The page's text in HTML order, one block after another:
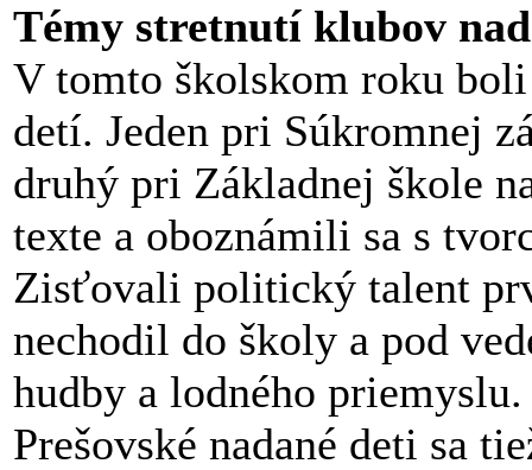
Témy stretnutí klubov
V tomto školskom roku
detí. Jeden pri Súkromnej
druhý pri Základnej škole
texte a oboznámili sa s
Zisťovali politický talent
nechodil do školy a pod
hudby a lodného priemyslu.
Prešovské nadané deti sa